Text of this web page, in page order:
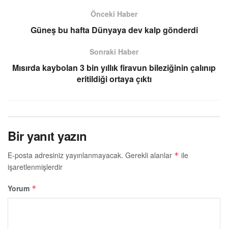
Önceki Haber
Güneş bu hafta Dünyaya dev kalp gönderdi
Sonraki Haber
Mısırda kaybolan 3 bin yıllık firavun bileziğinin çalınıp
eritildiği ortaya çıktı
Bir yanıt yazın
E-posta adresiniz yayınlanmayacak. Gerekli alanlar * ile
işaretlenmişlerdir
Yorum *